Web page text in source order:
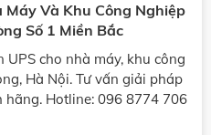
Máy Và Khu Công Nghiệp
Số 1 Miền Bắc
cho nhà máy, khu công
Hà Nội. Tư vấn giải pháp
hãng. Hotline: 096 8774 706